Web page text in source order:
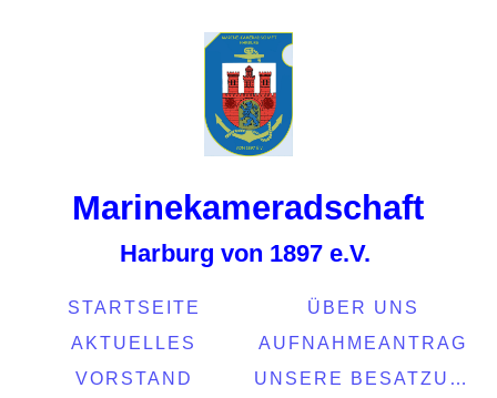
Marinekameradschaft
Harburg von 1897 e.V.
STARTSEITE
ÜBER UNS
AKTUELLES
AUFNAHMEANTRAG
VORSTAND
UNSERE BESATZUNG